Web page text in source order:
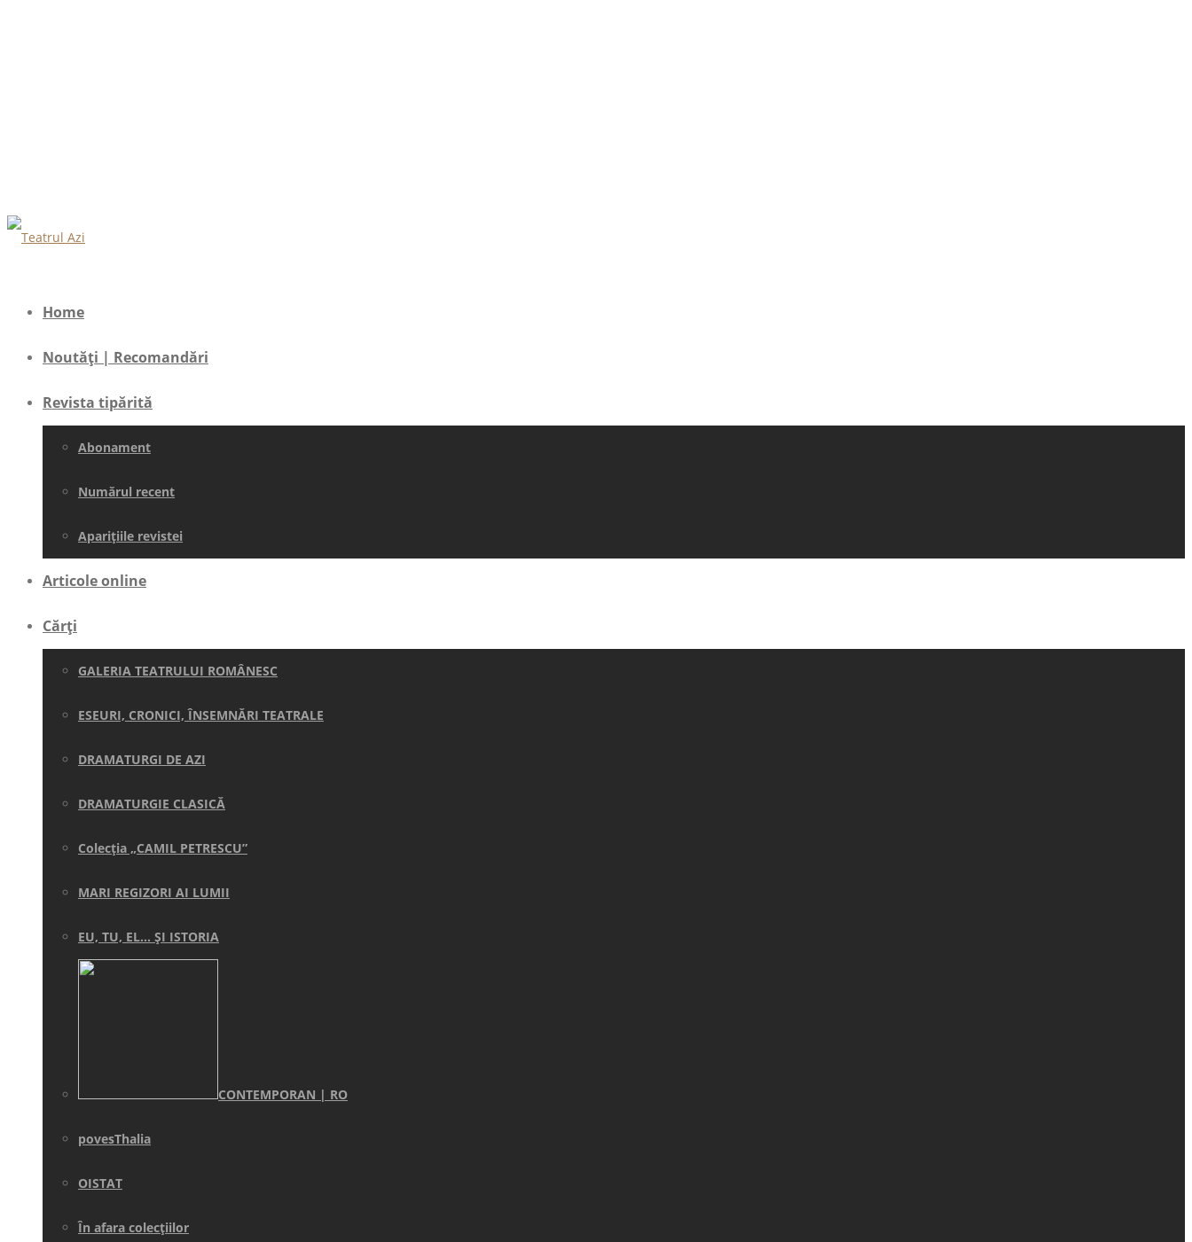
Home
Noutăți | Recomandări
Revista tipărită
Abonament
Numărul recent
Aparițiile revistei
Articole online
Cărți
GALERIA TEATRULUI ROMÂNESC
ESEURI, CRONICI, ÎNSEMNĂRI TEATRALE
DRAMATURGI DE AZI
DRAMATURGIE CLASICĂ
Colecţia „CAMIL PETRESCU”
MARI REGIZORI AI LUMII
EU, TU, EL… ŞI ISTORIA
CONTEMPORAN | RO
povesThalia
OISTAT
În afara colecţiilor